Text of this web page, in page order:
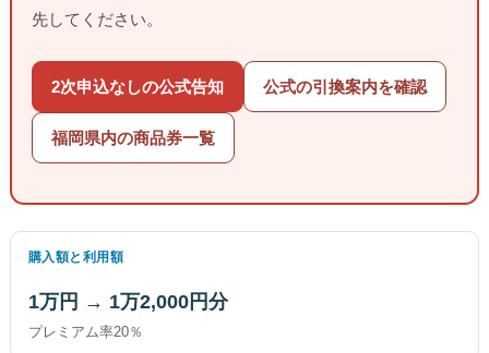
先してください。
2次申込なしの公式告知 公式の引換案内を確認
福岡県内の商品券一覧
購入額と利用額
1万円 → 1万2,000円分
プレミアム率20％